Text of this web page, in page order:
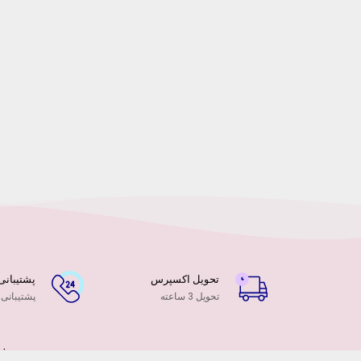
تحویل اکسپرس
تحویل 3 ساعته
پشتیبانی ۲۴